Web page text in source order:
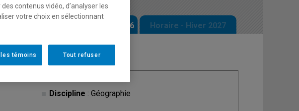
Horaire - Automne 2026 Horaire - Hiver 2027
Discipline : Géographie
contenus vidéo, d’analyser les
votre choix en sélectionnant
Tout refuser
témoins